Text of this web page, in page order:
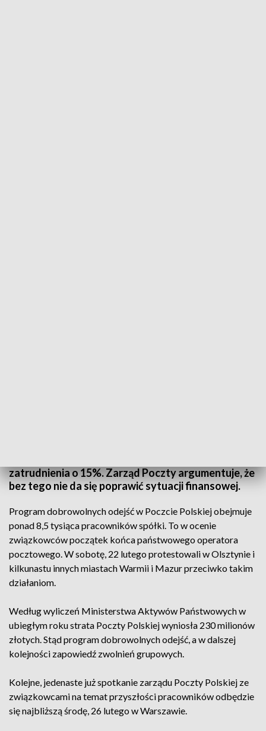
zatrudnienia o 15%. Zarząd Poczty argumentuje, że
bez tego nie da się poprawić sytuacji finansowej.
Program dobrowolnych odejść w Poczcie Polskiej obejmuje
ponad 8,5 tysiąca pracowników spółki. To w ocenie
związkowców początek końca państwowego operatora
pocztowego. W sobotę, 22 lutego protestowali w Olsztynie i
kilkunastu innych miastach Warmii i Mazur przeciwko takim
działaniom.
Według wyliczeń Ministerstwa Aktywów Państwowych w
ubiegłym roku strata Poczty Polskiej wyniosła 230 milionów
złotych. Stąd program dobrowolnych odejść, a w dalszej
kolejności zapowiedź zwolnień grupowych.
Kolejne, jedenaste już spotkanie zarządu Poczty Polskiej ze
związkowcami na temat przyszłości pracowników odbędzie
się najbliższą środę, 26 lutego w Warszawie.